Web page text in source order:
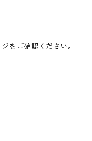
をご確認ください。